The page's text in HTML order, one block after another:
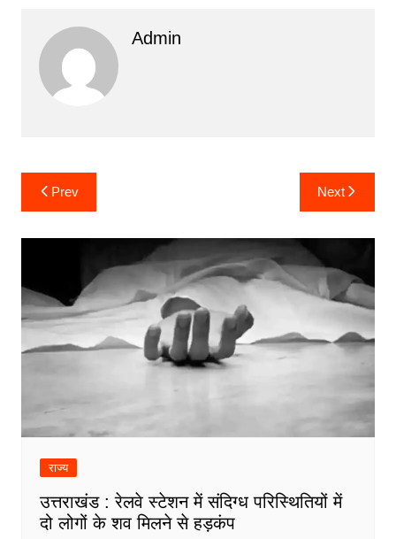
Admin
Post
navigation
Prev Next
राज्य
उत्तराखंड : रेलवे स्टेशन में संदिग्ध परिस्थितियों में
दो लोगों के शव मिलने से हड़कंप